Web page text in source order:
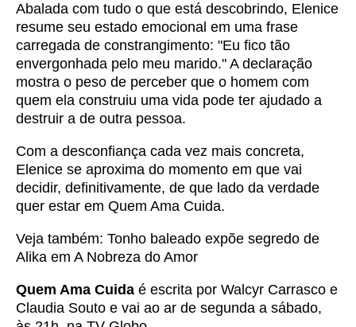
Abalada com tudo o que está descobrindo, Elenice
resume seu estado emocional em uma frase
carregada de constrangimento: "Eu fico tão
envergonhada pelo meu marido." A declaração
mostra o peso de perceber que o homem com
quem ela construiu uma vida pode ter ajudado a
destruir a de outra pessoa.
Com a desconfiança cada vez mais concreta,
Elenice se aproxima do momento em que vai
decidir, definitivamente, de que lado da verdade
quer estar em Quem Ama Cuida.
Veja também: Tonho baleado expõe segredo de
Alika em A Nobreza do Amor
Quem Ama Cuida é escrita por Walcyr Carrasco e
Claudia Souto e vai ao ar de segunda a sábado,